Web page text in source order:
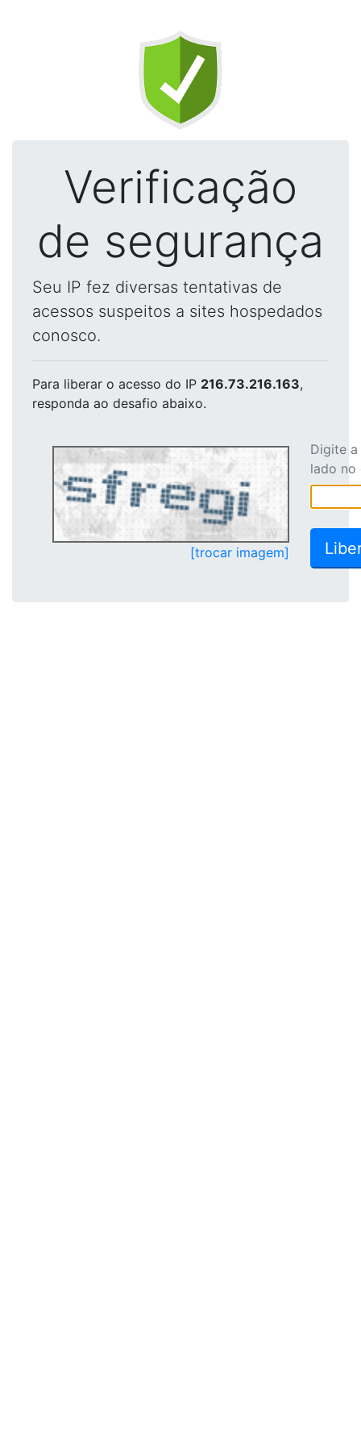
Verificação
de segurança
Seu IP fez diversas tentativas de
acessos suspeitos a sites hospedados
conosco.
Para liberar o acesso do IP 216.73.216.163,
responda ao desafio abaixo.
[trocar imagem]
Digite
lado no